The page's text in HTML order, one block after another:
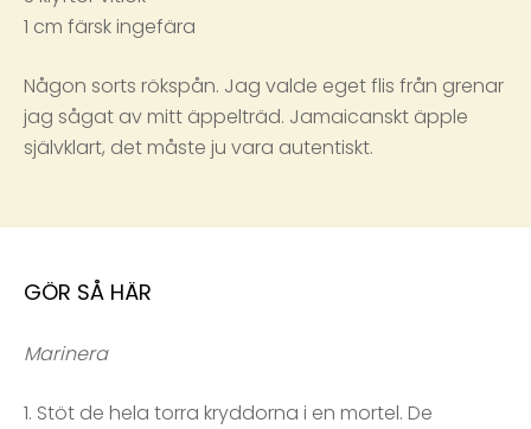
1 cm färsk ingefära
Någon sorts rökspån. Jag valde eget flis från grenar
jag sågat av mitt äppelträd. Jamaicanskt äpple
självklart, det måste ju vara autentiskt.
GÖR SÅ HÄR
Marinera
1. Stöt de hela torra kryddorna i en mortel. De